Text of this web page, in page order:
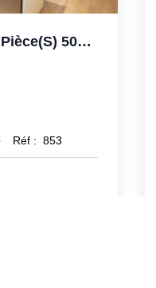
Appartement Bordeaux 2 Pièce(s) 50m2
Réf : 853